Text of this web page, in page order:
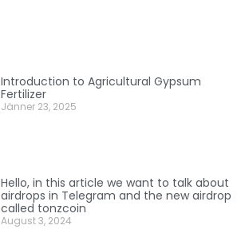
Introduction to Agricultural Gypsum
Fertilizer
Jänner 23, 2025
Hello, in this article we want to talk about
airdrops in Telegram and the new airdrop
called tonzcoin
August 3, 2024